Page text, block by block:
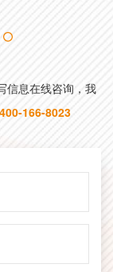
信息在线咨询，我
400-166-8023